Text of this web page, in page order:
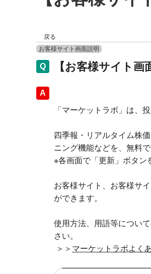
戻る
お客様サイト画面説明
【お客様サイト
回答
「マーケットラボ」は、
四季報・リアルタイム株
ニング機能などを、無料
※各画面で「更新」ボタン
お客様サイト、お客様サ
ができます。
使用方法、用語等につい
さい。
＞＞ マーケットラボよく